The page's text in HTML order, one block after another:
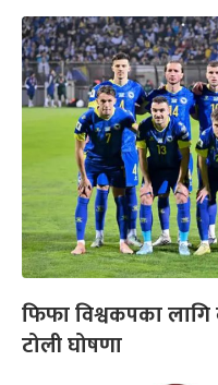
फिफा विश्वकपका लागि
टोली घोषणा